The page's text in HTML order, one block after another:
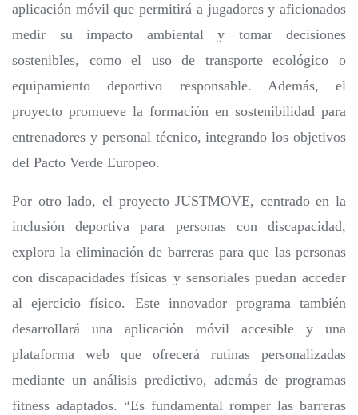
aplicación móvil que permitirá a jugadores y aficionados
medir su impacto ambiental y tomar decisiones
sostenibles, como el uso de transporte ecológico o
equipamiento deportivo responsable. Además, el
proyecto promueve la formación en sostenibilidad para
entrenadores y personal técnico, integrando los objetivos
del Pacto Verde Europeo.
Por otro lado, el proyecto JUSTMOVE, centrado en la
inclusión deportiva para personas con discapacidad,
explora la eliminación de barreras para que las personas
con discapacidades físicas y sensoriales puedan acceder
al ejercicio físico. Este innovador programa también
desarrollará una aplicación móvil accesible y una
plataforma web que ofrecerá rutinas personalizadas
mediante un análisis predictivo, además de programas
fitness adaptados. “Es fundamental romper las barreras